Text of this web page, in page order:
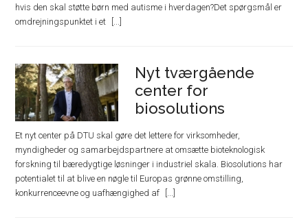
hvis den skal støtte børn med autisme i hverdagen?Det spørgsmål er
omdrejningspunktet i et
Nyt tværgående
center for
biosolutions
Et nyt center på DTU skal gøre det lettere for virksomheder,
myndigheder og samarbejdspartnere at omsætte bioteknologisk
forskning til bæredygtige løsninger i industriel skala. Biosolutions har
potentialet til at blive en nøgle til Europas grønne omstilling,
konkurrenceevne og uafhængighed af